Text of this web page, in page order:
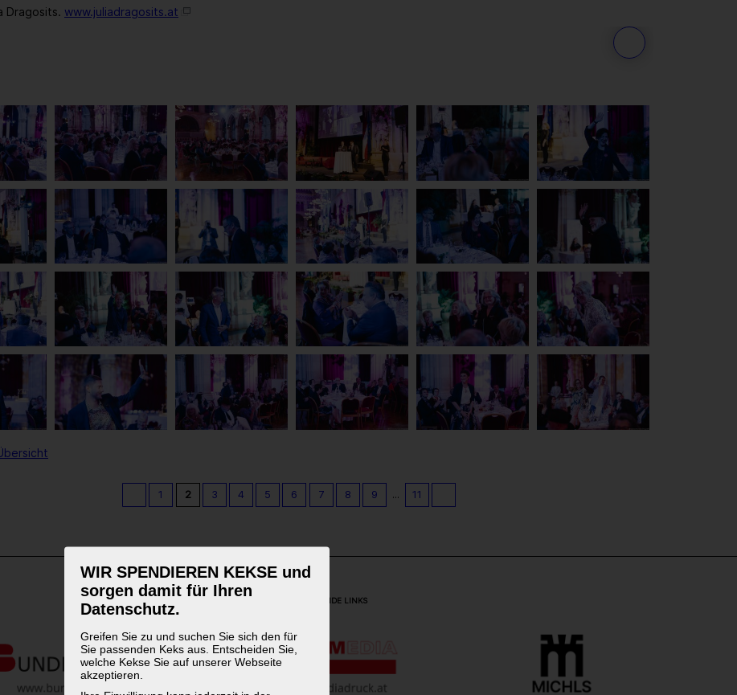
WIR SPENDIEREN KEKSE und
sorgen damit für Ihren
Datenschutz.
Greifen Sie zu und suchen Sie sich den für
Sie passenden Keks aus. Entscheiden Sie,
welche Kekse Sie auf unserer Webseite
akzeptieren.
Dragosits. www.juliadragosits.at
1 2 3 4 5 6 7 8 9 ... 11
WEITERFÜHRENDE LINKS